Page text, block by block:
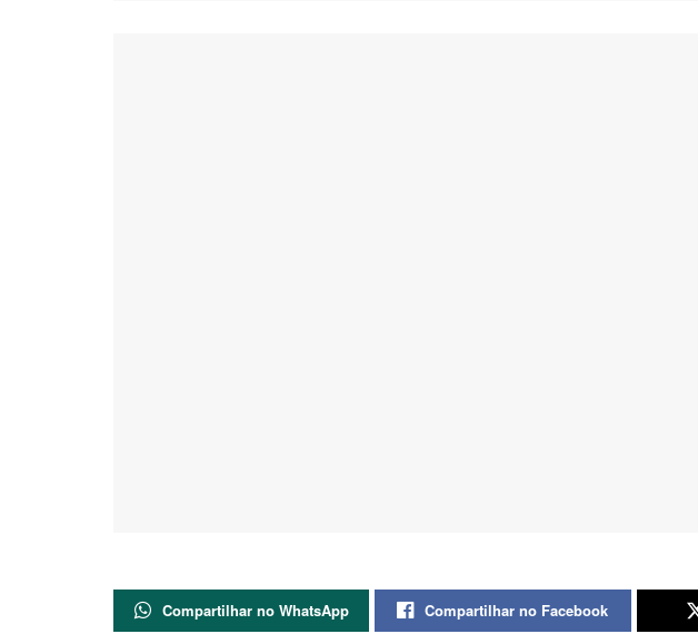
Compartilhar no WhatsApp Compartilhar no Facebook